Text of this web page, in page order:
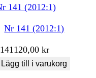
Nr 141 (2012:1)
141 120,00kr
Lägg till i varukorg